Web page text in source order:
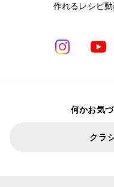
作れるレシピ
何かお気
クラ